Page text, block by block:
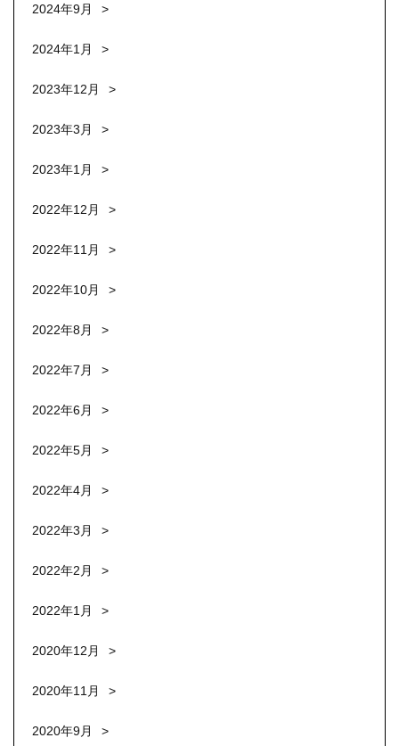
2024年9月
2024年1月
2023年12月
2023年3月
2023年1月
2022年12月
2022年11月
2022年10月
2022年8月
2022年7月
2022年6月
2022年5月
2022年4月
2022年3月
2022年2月
2022年1月
2020年12月
2020年11月
2020年9月